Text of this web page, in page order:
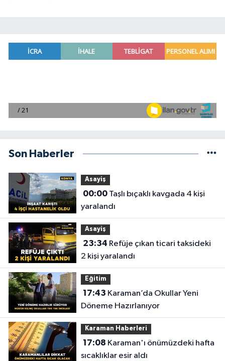
Son Haberler
Asayiş
00:00Taşlı bıçaklı kavgada 4 kişi
yaralandı
Asayiş
23:34
2 kişi yaralandı
Eğitim
17:43
Döneme Hazırlanıyor
Karaman Haberleri
17:08
sıcaklıklar esir aldı